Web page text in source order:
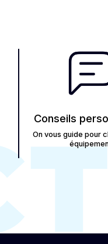
Conseils
On vous guide pour